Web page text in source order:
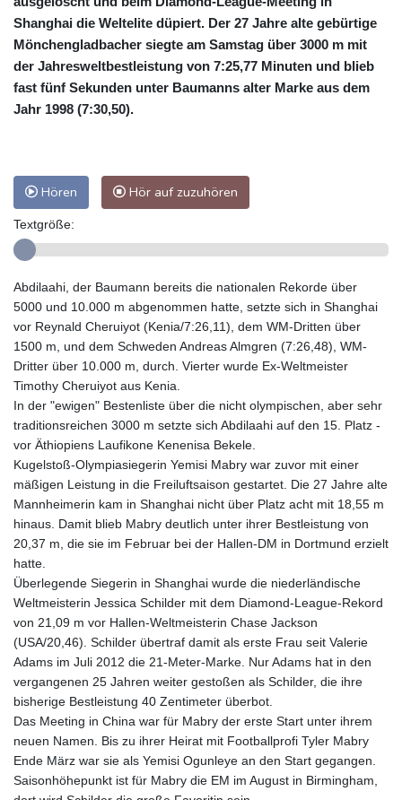
Shanghai die Weltelite düpiert. Der 27 Jahre alte gebürtige
Mönchengladbacher siegte am Samstag über 3000 m mit
der Jahresweltbestleistung von 7:25,77 Minuten und blieb
fast fünf Sekunden unter Baumanns alter Marke aus dem
Jahr 1998 (7:30,50).
Hören Hör auf zuzuhören
Textgröße:
Abdilaahi, der Baumann bereits die nationalen Rekorde über
5000 und 10.000 m abgenommen hatte, setzte sich in Shanghai
vor Reynald Cheruiyot (Kenia/7:26,11), dem WM-Dritten über
1500 m, und dem Schweden Andreas Almgren (7:26,48), WM-
Dritter über 10.000 m, durch. Vierter wurde Ex-Weltmeister
Timothy Cheruiyot aus Kenia.
In der "ewigen" Bestenliste über die nicht olympischen, aber sehr
traditionsreichen 3000 m setzte sich Abdilaahi auf den 15. Platz -
vor Äthiopiens Laufikone Kenenisa Bekele.
Kugelstoß-Olympiasiegerin Yemisi Mabry war zuvor mit einer
mäßigen Leistung in die Freiluftsaison gestartet. Die 27 Jahre alte
Mannheimerin kam in Shanghai nicht über Platz acht mit 18,55 m
hinaus. Damit blieb Mabry deutlich unter ihrer Bestleistung von
20,37 m, die sie im Februar bei der Hallen-DM in Dortmund erzielt
hatte.
Überlegende Siegerin in Shanghai wurde die niederländische
Weltmeisterin Jessica Schilder mit dem Diamond-League-Rekord
von 21,09 m vor Hallen-Weltmeisterin Chase Jackson
(USA/20,46). Schilder übertraf damit als erste Frau seit Valerie
Adams im Juli 2012 die 21-Meter-Marke. Nur Adams hat in den
vergangenen 25 Jahren weiter gestoßen als Schilder, die ihre
bisherige Bestleistung 40 Zentimeter überbot.
Das Meeting in China war für Mabry der erste Start unter ihrem
neuen Namen. Bis zu ihrer Heirat mit Footballprofi Tyler Mabry
Ende März war sie als Yemisi Ogunleye an den Start gegangen.
Saisonhöhepunkt ist für Mabry die EM im August in Birmingham,